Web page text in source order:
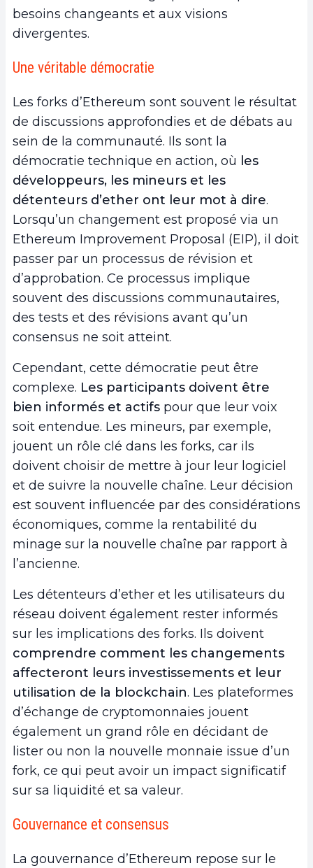
besoins changeants et aux visions
divergentes.
Une véritable démocratie
Les forks d’Ethereum sont souvent le résultat
de discussions approfondies et de débats au
sein de la communauté. Ils sont la
démocratie technique en action, où les
développeurs, les mineurs et les
détenteurs d’ether ont leur mot à dire.
Lorsqu’un changement est proposé via un
Ethereum Improvement Proposal (EIP), il doit
passer par un processus de révision et
d’approbation. Ce processus implique
souvent des discussions communautaires,
des tests et des révisions avant qu’un
consensus ne soit atteint.
Cependant, cette démocratie peut être
complexe. Les participants doivent être
bien informés et actifs pour que leur voix
soit entendue. Les mineurs, par exemple,
jouent un rôle clé dans les forks, car ils
doivent choisir de mettre à jour leur logiciel
et de suivre la nouvelle chaîne. Leur décision
est souvent influencée par des considérations
économiques, comme la rentabilité du
minage sur la nouvelle chaîne par rapport à
l’ancienne.
Les détenteurs d’ether et les utilisateurs du
réseau doivent également rester informés
sur les implications des forks. Ils doivent
comprendre comment les changements
affecteront leurs investissements et leur
utilisation de la blockchain. Les plateformes
d’échange de cryptomonnaies jouent
également un grand rôle en décidant de
lister ou non la nouvelle monnaie issue d’un
fork, ce qui peut avoir un impact significatif
sur sa liquidité et sa valeur.
Gouvernance et consensus
La gouvernance d’Ethereum repose sur le